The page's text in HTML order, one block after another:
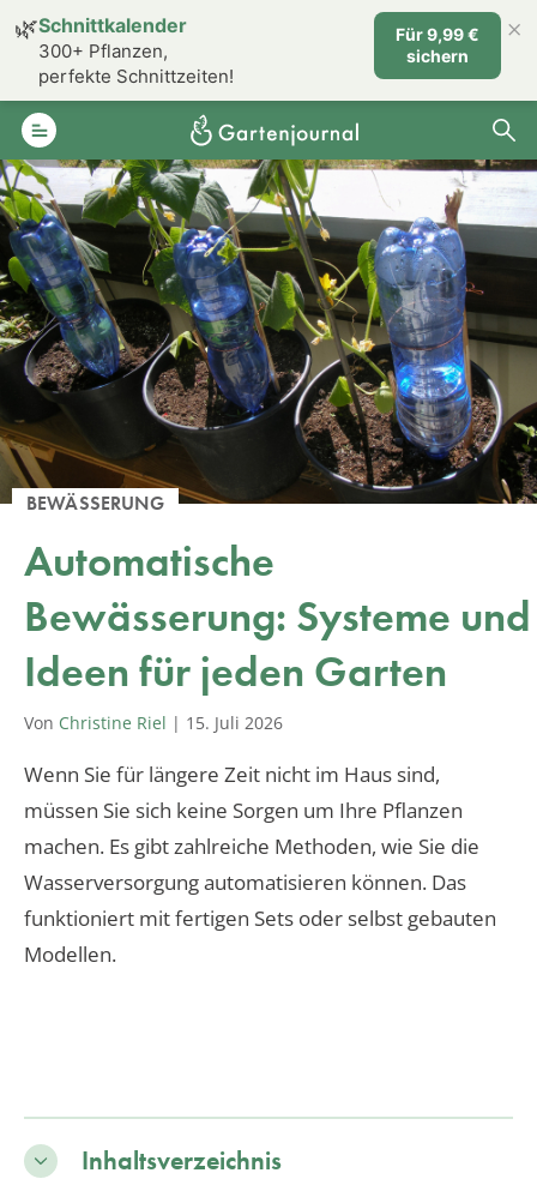
BEWÄSSERUNG
Automatische
Bewässerung: Systeme und
Ideen für jeden Garten
Von Christine Riel | 15. Juli 2026
Wenn Sie für längere Zeit nicht im Haus sind,
müssen Sie sich keine Sorgen um Ihre Pflanzen
machen. Es gibt zahlreiche Methoden, wie Sie die
Wasserversorgung automatisieren können. Das
funktioniert mit fertigen Sets oder selbst gebauten
Modellen.
Inhaltsverzeichnis
🌿Schnittkalender
300+ Pflanzen,
perfekte Schnittzeiten!
Für 9,99 €
sichern
×